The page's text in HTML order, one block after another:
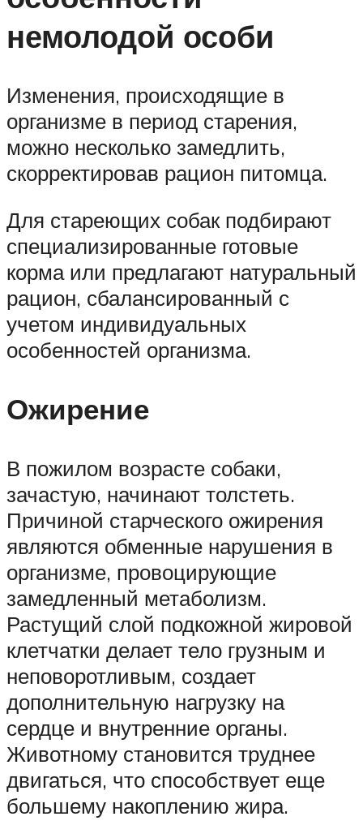
немолодой особи
Изменения, происходящие в
организме в период старения,
можно несколько замедлить,
скорректировав рацион питомца.
Для стареющих собак подбирают
специализированные готовые
корма или предлагают натуральный
рацион, сбалансированный с
учетом индивидуальных
особенностей организма.
Ожирение
В пожилом возрасте собаки,
зачастую, начинают толстеть.
Причиной старческого ожирения
являются обменные нарушения в
организме, провоцирующие
замедленный метаболизм.
Растущий слой подкожной жировой
клетчатки делает тело грузным и
неповоротливым, создает
дополнительную нагрузку на
сердце и внутренние органы.
Животному становится труднее
двигаться, что способствует еще
большему накоплению жира.